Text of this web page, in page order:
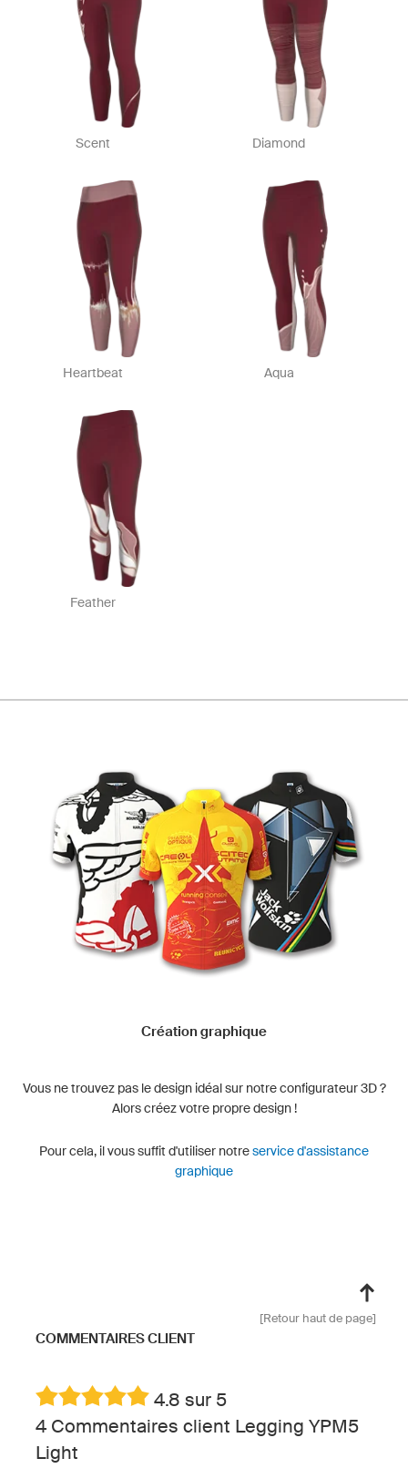
Scent Diamond
Heartbeat Aqua
Feather
Création graphique
Vous ne trouvez pas le design idéal sur notre configurateur 3D ?
Alors créez votre propre design !
Pour cela, il vous suffit d'utiliser notreservice d'assistance
graphique
[Retour haut de page]
COMMENTAIRES CLIENT
4.8 sur 5
4 Commentaires client Legging YPM5
Light